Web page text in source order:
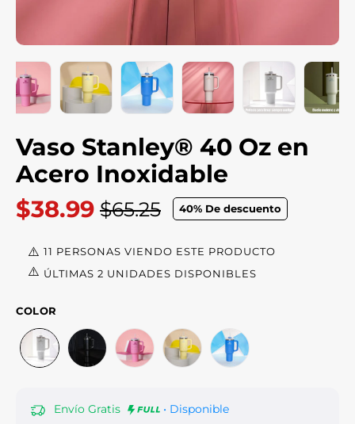
Vaso Stanley® 40 Oz en
Acero Inoxidable
$38.99 $65.25
Precio
habitual
40% De descuento
11 PERSONAS VIENDO ESTE PRODUCTO
ÚLTIMAS 2 UNIDADES DISPONIBLES
COLOR
Envío Gratis • Disponible